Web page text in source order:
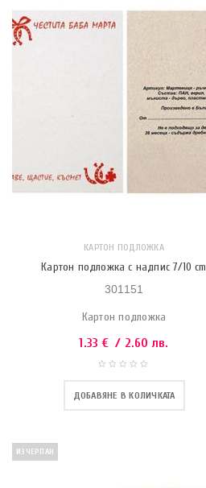
КАРТОН ПОДЛОЖКА
Картон подложка с надпис 7/10 cm
301151
Картон подложка
1.33 € / 2.60 лв.
ДОБАВЯНЕ В КОЛИЧКАТА
ИЗЧЕРПАН